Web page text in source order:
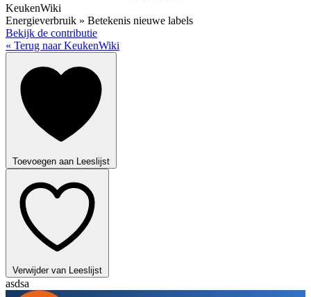
KeukenWiki
Energieverbruik » Betekenis nieuwe labels
Bekijk de contributie
« Terug naar KeukenWiki
Toevoegen aan Leeslijst
Verwijder van Leeslijst
asdsa